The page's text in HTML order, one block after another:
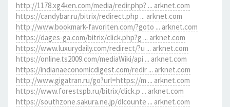
http://1178.xg4ken.com/media/redir.php? ... arknet.com
https://candybar.ru/bitrix/redirect.php ... arknet.com
http://www.bookmark-favoriten.com/?goto ... arknet.com
https://dages-ga.com/bitrix/click.php?g ... arknet.com
https://www.luxurydaily.com/redirect/?u ... arknet.com
https://online.ts2009.com/mediaWiki/api ... arknet.com
https://indianaeconomicdigest.com/redir ... arknet.com
http://www.gigatran.ru/go?url=https://m ... arknet.com
https://www.forestspb.ru/bitrix/click.p ... arknet.com
https://southzone.sakura.ne.jp/dlcounte ... arknet.com